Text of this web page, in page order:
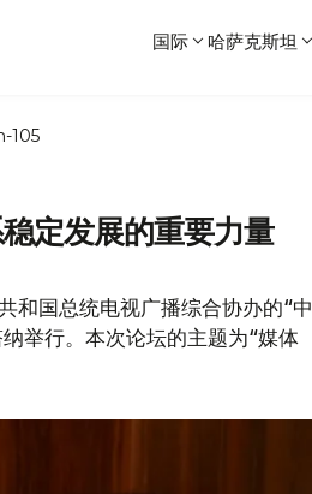
国际 哈萨克斯坦
105
定发展的重要力量
和国总统电视广播综合协办的“中
举行。本次论坛的主题为“媒体